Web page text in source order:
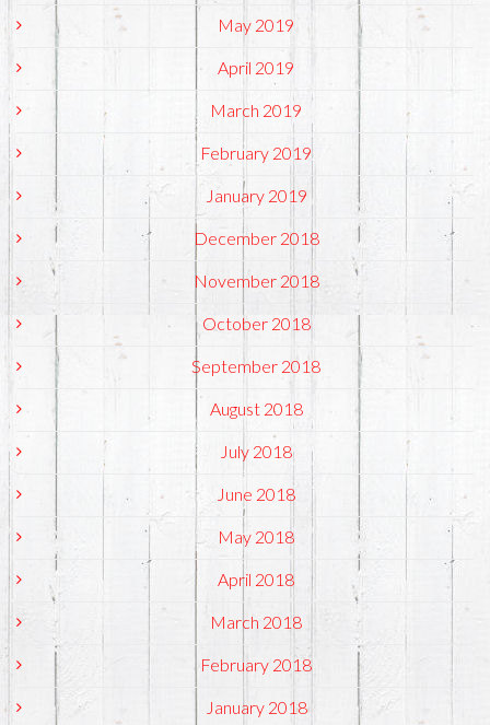
May 2019
April 2019
March 2019
February 2019
January 2019
December 2018
November 2018
October 2018
September 2018
August 2018
July 2018
June 2018
May 2018
April 2018
March 2018
February 2018
January 2018